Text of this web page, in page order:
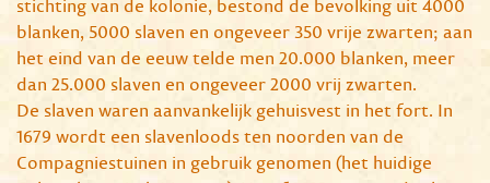
stichting van de kolonie, bestond de bevolking uit 4000
blanken, 5000 slaven en ongeveer 350 vrije zwarten; aan
het eind van de eeuw telde men 20.000 blanken, meer
dan 25.000 slaven en ongeveer 2000 vrij zwarten.
De slaven waren aanvankelijk gehuisvest in het fort. In
1679 wordt een slavenloods ten noorden van de
Compagniestuinen in gebruik genomen (het huidige